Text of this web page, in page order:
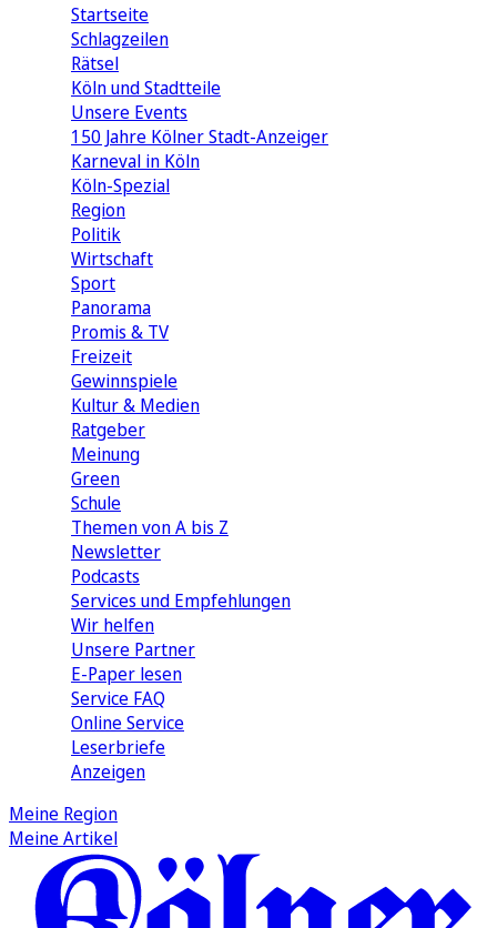
Startseite
Schlagzeilen
Rätsel
Köln und Stadtteile
Unsere Events
150 Jahre Kölner Stadt-Anzeiger
Karneval in Köln
Köln-Spezial
Region
Politik
Wirtschaft
Sport
Panorama
Promis & TV
Freizeit
Gewinnspiele
Kultur & Medien
Ratgeber
Meinung
Green
Schule
Themen von A bis Z
Newsletter
Podcasts
Services und Empfehlungen
Wir helfen
Unsere Partner
E-Paper lesen
Service FAQ
Online Service
Leserbriefe
Anzeigen
Meine Region
Meine Artikel